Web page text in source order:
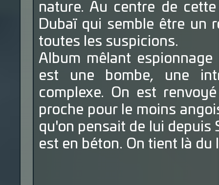
nature. Au centre de
Dubaï qui semble être un
toutes les suspicions.
Album mêlant
est une bombe, une
complexe. On est
proche pour le moins
qu'on pensait de lui depuis
est en béton. On tient là du